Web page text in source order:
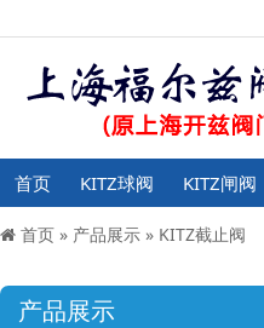
首页 KITZ球阀 KITZ闸阀
首页 » 产品展示 » KITZ截止阀
产品展示